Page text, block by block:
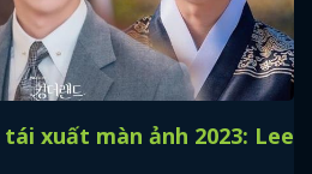
xuất màn ảnh 2023: Lee